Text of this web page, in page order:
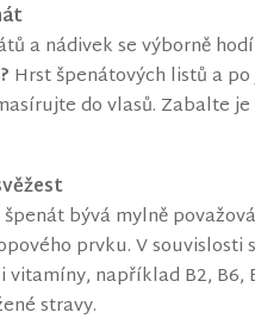
a nádivek se výborně
Hrst špenátových listů a
do vlasů. Zabalte
bývá mylně
prvku. V
vitamíny, například B2,
stravy.